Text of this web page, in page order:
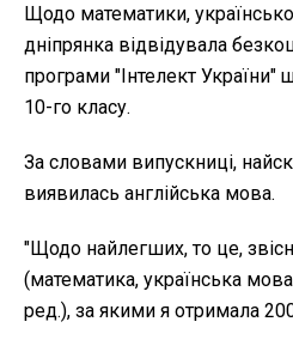
Щодо математики,
дніпрянка відвідувала
програми "Інтелект України"
10-го класу.
За словами випускниці,
виявилась англійська мова.
"Щодо найлегших, то це,
(математика, українська мова
ред.), за якими я отримала